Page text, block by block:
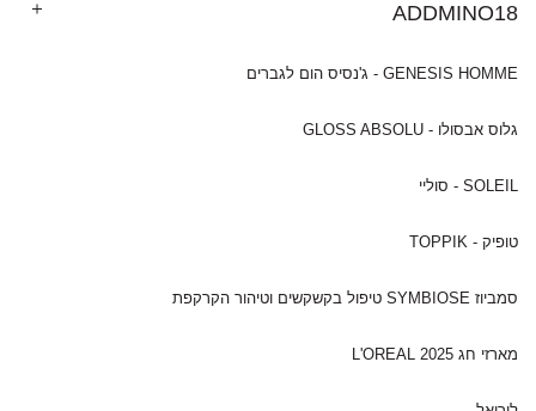
ADDMINO18
GENESIS HOMME - ג'נסיס הום לגברים
גלוס אבסולו - GLOSS ABSOLU
SOLEIL - סוליי
טופיק - TOPPIK
סמביוז SYMBIOSE טיפול בקשקשים וטיהור הקרקפת
מארזי חג 2025 L'OREAL